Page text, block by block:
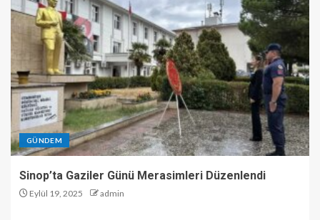
GÜNDEM
Sinop’ta Gaziler Günü Merasimleri Düzenlendi
Eylül 19, 2025 admin